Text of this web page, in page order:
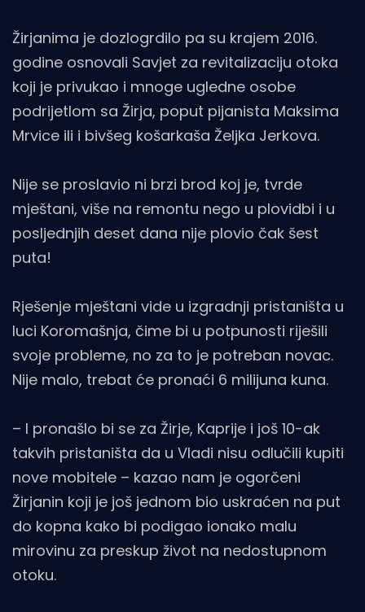
Žirjanima je dozlogrdilo pa su krajem 2016.
godine osnovali Savjet za revitalizaciju otoka
koji je privukao i mnoge ugledne osobe
podrijetlom sa Žirja, poput pijanista Maksima
Mrvice ili i bivšeg košarkaša Željka Jerkova.
Nije se proslavio ni brzi brod koj je, tvrde
mještani, više na remontu nego u plovidbi i u
posljednjih deset dana nije plovio čak šest
puta!
Rješenje mještani vide u izgradnji pristaništa u
luci Koromašnja, čime bi u potpunosti riješili
svoje probleme, no za to je potreban novac.
Nije malo, trebat će pronaći 6 milijuna kuna.
– I pronašlo bi se za Žirje, Kaprije i još 10-ak
takvih pristaništa da u Vladi nisu odlučili kupiti
nove mobitele – kazao nam je ogorčeni
Žirjanin koji je još jednom bio uskraćen na put
do kopna kako bi podigao ionako malu
mirovinu za preskup život na nedostupnom
otoku.